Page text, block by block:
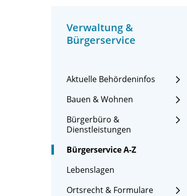
Verwaltung &
Bürgerservice
Aktuelle Behördeninfos
Bauen & Wohnen
Bürgerbüro &
Dienstleistungen
Bürgerservice A-Z
Lebenslagen
Ortsrecht & Formulare